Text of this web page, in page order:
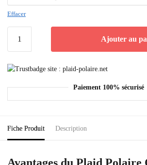
Effacer
Ajouter au
Paiement 100% sécurisé
Fiche Produit Description